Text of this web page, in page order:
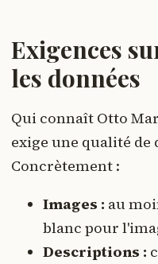
Exigences
les données
Qui connaît Otto
exige une qualité de
Concrètement :
Images : au
blanc pour
Descriptions :